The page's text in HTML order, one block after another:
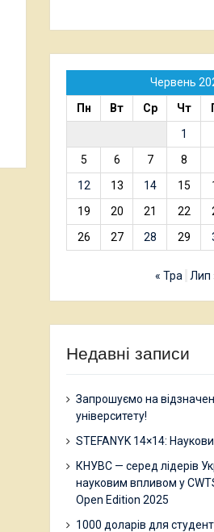
Червень
Пн
Вт Ср Чт
1
5
6 7 8
12
13 14 15
19
20 21 22
26
27 28 29
« Тра Лип
Недавні записи
Запрошуємо на
університету!
STEFANYK 14×14:
КНУВС — серед лідерів
науковим впливом у
Open Edition 2025
1000 доларів для